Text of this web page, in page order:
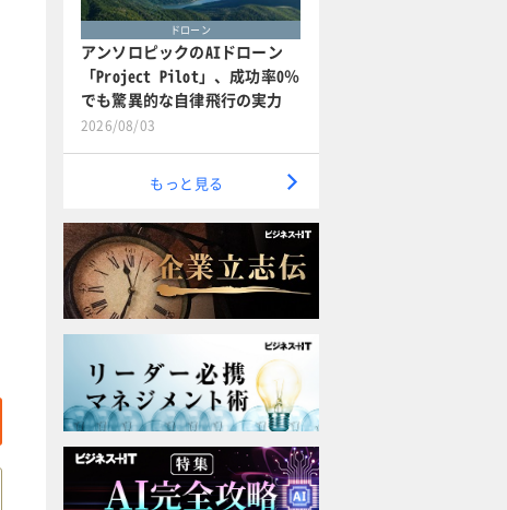
ドローン
アンソロピックのAIドローン
「Project Pilot」、成功率0％
でも驚異的な自律飛行の実力
2026/08/03
もっと見る